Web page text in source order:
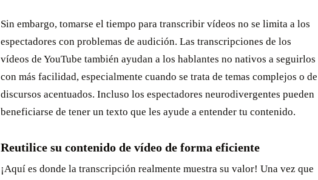
Sin embargo, tomarse el tiempo para transcribir vídeos no se limita a los
espectadores con problemas de audición. Las transcripciones de los
vídeos de YouTube también ayudan a los hablantes no nativos a seguirlos
con más facilidad, especialmente cuando se trata de temas complejos o de
discursos acentuados. Incluso los espectadores neurodivergentes pueden
beneficiarse de tener un texto que les ayude a entender tu contenido.
Reutilice su contenido de vídeo de forma eficiente
¡Aquí es donde la transcripción realmente muestra su valor! Una vez que